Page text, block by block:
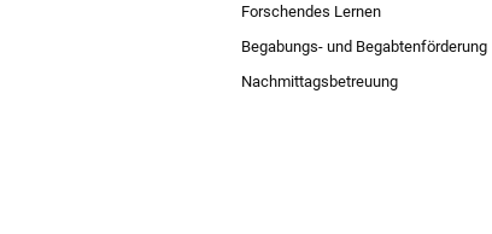
Forschendes Lernen
Begabungs- und Begabtenförderung
Nachmittagsbetreuung